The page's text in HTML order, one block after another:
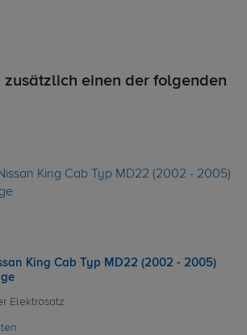
zusätzlich einen der folgenden
King Cab Typ MD22 (2002 - 2005)
Elektrosatz